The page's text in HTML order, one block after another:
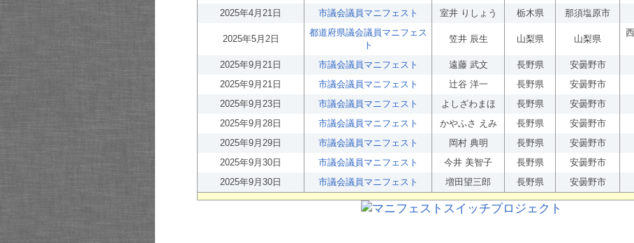
2025年4月21日
市議会議員マニフェスト 室井 りしょう 栃木県 那須塩原市
2025年5月2日
都道府県議会議員マニフェス
ト
笠井 辰生 山梨県 山梨県
2025年9月21日 市議会議員マニフェスト 遠藤 武文 長野県 安曇野市
2025年9月21日
市議会議員マニフェスト 辻谷 洋一 長野県 安曇野市
2025年9月23日
市議会議員マニフェスト よしざわまほ 長野県 安曇野市
2025年9月28日
市議会議員マニフェスト かやふさ えみ 長野県 安曇野市
2025年9月29日
市議会議員マニフェスト 岡村 典明 長野県 安曇野市
2025年9月30日
市議会議員マニフェスト 今井 美智子 長野県 安曇野市
2025年9月30日
市議会議員マニフェスト 増田望三郎 長野県 安曇野市